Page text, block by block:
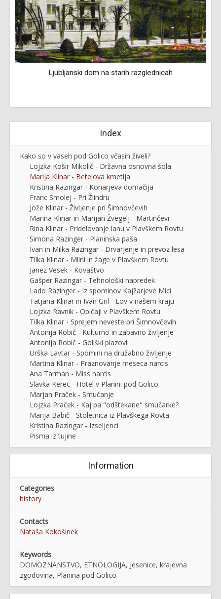
Ljubljanski dom na starih razglednicah
Index
Kako so v vaseh pod Golico včasih živeli?
Lojzka Košir Mikolič - Državna osnovna šola
Marija Klinar - Betelova kmetija
Kristina Razingar - Konarjeva domačija
Franc Smolej - Pri Žlindru
Jože Klinar - Življenje pri Šimnovčevih
Marina Klinar in Marijan Žvegelj - Martinčevi
Rina Klinar - Pridelovanje lanu v Plavškem Rovtu
Simona Razinger - Planinska paša
Ivan in Milka Razingar - Drvarjenje in prevoz lesa
Tilka Klinar - Mlini in žage v Plavškem Rovtu
Janez Vesek - Kovaštvo
Gašper Razingar - Tehnološki napredek
Lado Razinger - Iz spominov Kajžarjeve Mici
Tatjana Klinar in Ivan Gril - Lov v našem kraju
Lojzka Ravnik - Običaji v Plavškem Rovtu
Tilka Klinar - Sprejem neveste pri Šimnovčevih
Antonija Robič - Kulturno in zabavno življenje
Antonija Robič - Goliški plazovi
Urška Lavtar - Spomini na družabno življenje
Martina Klinar - Praznovanje meseca narcis
Ana Tarman - Miss narcis
Slavka Kerec - Hotel v Planini pod Golico
Marjan Praček - Smučanje
Lojzka Praček - Kaj pa "odštekane" smučarke?
Marija Babič - Stoletnica iz Plavškega Rovta
Kristina Razingar - Izseljenci
Pisma iz tujine
Information
Categories
history
Contacts
Nataša Kokošinek
Keywords
DOMOZNANSTVO, ETNOLOGIJA, Jesenice, krajevna
zgodovina, Planina pod Golico